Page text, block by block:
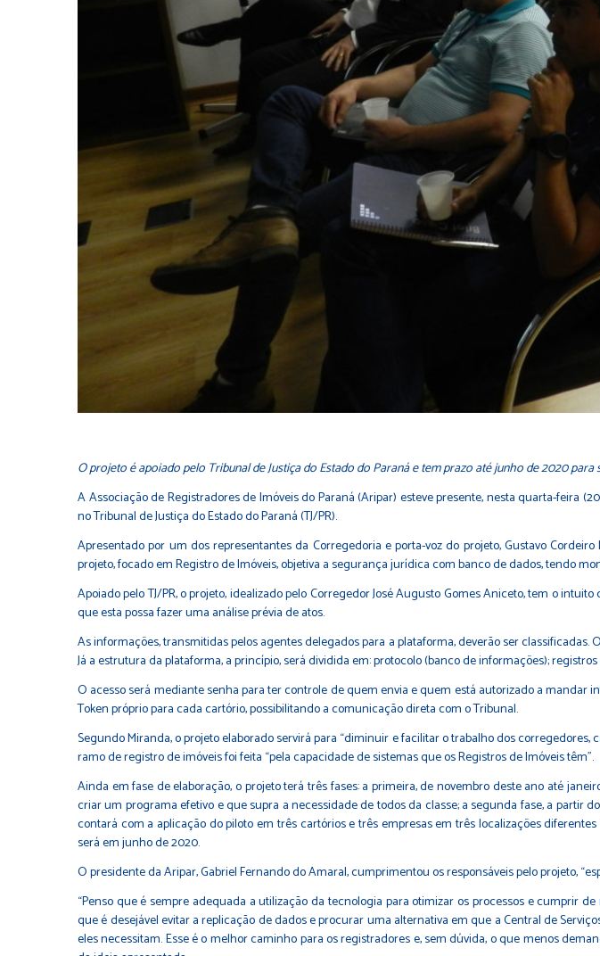
O projeto é apoiado pelo Tribunal de Justiça do Estado do Paraná e tem prazo até junho de 2020
A Associação de Registradores de Imóveis do Paraná (Aripar) esteve presente, nesta quarta-feira
no Tribunal de Justiça do Estado do Paraná (TJ/PR).
Apresentado por um dos representantes da Corregedoria e porta-voz do projeto, Gustavo
projeto, focado em Registro de Imóveis, objetiva a segurança jurídica com banco de dados, tendo
Apoiado pelo TJ/PR, o projeto, idealizado pelo Corregedor José Augusto Gomes Aniceto, tem o
que esta possa fazer uma análise prévia de atos.
As informações, transmitidas pelos agentes delegados para a plataforma, deverão ser classificadas.
Já a estrutura da plataforma, a princípio, será dividida em: protocolo (banco de informações);
O acesso será mediante senha para ter controle de quem envia e quem está autorizado a
Token próprio para cada cartório, possibilitando a comunicação direta com o Tribunal.
Segundo Miranda, o projeto elaborado servirá para “diminuir e facilitar o trabalho dos
ramo de registro de imóveis foi feita “pela capacidade de sistemas que os Registros de Imóveis têm”.
Ainda em fase de elaboração, o projeto terá três fases: a primeira, de novembro deste ano até
criar um programa efetivo e que supra a necessidade de todos da classe; a segunda fase, a partir
contará com a aplicação do piloto em três cartórios e três empresas em três localizações
será em junho de 2020.
O presidente da Aripar, Gabriel Fernando do Amaral, cumprimentou os responsáveis pelo projeto,
“Penso que é sempre adequada a utilização da tecnologia para otimizar os processos e cumprir
que é desejável evitar a replicação de dados e procurar uma alternativa em que a Central de
eles necessitam. Esse é o melhor caminho para os registradores e, sem dúvida, o que menos